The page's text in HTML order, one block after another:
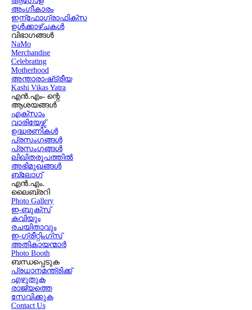
അംഗീകാരം
ഇന്ഫോഗ്രാഫിക്സ
ഉള്‍ക്കാഴ്‌ചകൾ
വിഭാഗങ്ങൾ
NaMo
Merchandise
Celebrating
Motherhood
അന്താരാഷ്‌ട്രീയ
Kashi Vikas Yatra
എൻ.എം- ന്റെ
ആശയങ്ങൾ
എക്സാം
വാരിയേഴ്സ്
ഉദ്ധരണികള്‍
പ്രസംഗങ്ങള്‍
പ്രസംഗങ്ങൾ
ലിഖിതരൂപത്തിൽ
അഭിമുഖങ്ങൾ
ബ്ലോഗ്
എൻ.എം.
ലൈബ്രറി
Photo Gallery
ഇ-ബുക്‌സ്
കവിയും
രചയിതാവും
ഇ-ഗ്രീറ്റിംഗ്‌സ്
അതികായന്മാർ
Photo Booth
ബന്ധപ്പെടുക
പ്രധാനമന്ത്രിക്ക്
എഴുതുക
രാജ്യത്തെ
സേവിക്കുക
Contact Us